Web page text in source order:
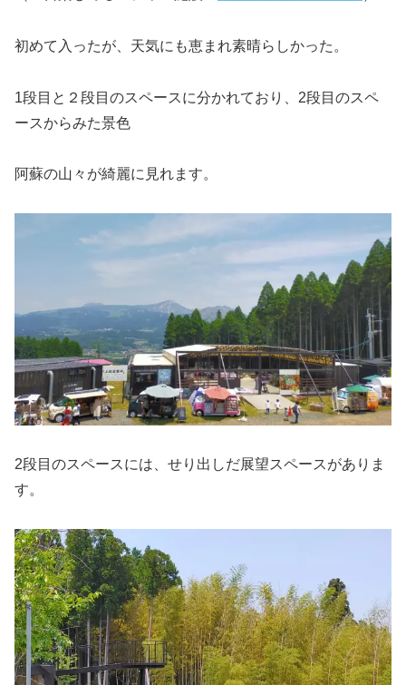
初めて入ったが、天気にも恵まれ素晴らしかった。
1段目と２段目のスペースに分かれており、2段目のスペ
ースからみた景色
阿蘇の山々が綺麗に見れます。
2段目のスペースには、せり出しだ展望スペースがありま
す。